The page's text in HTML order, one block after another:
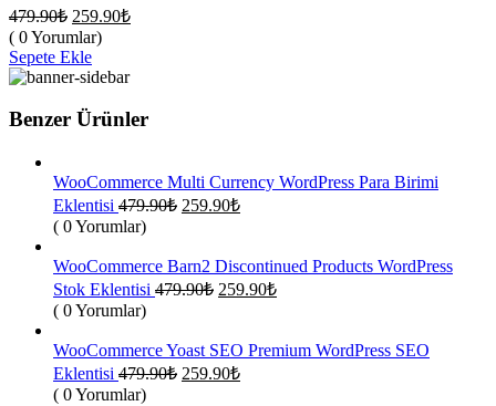
479.90₺ Orijinal
fiyat:
479.90₺.
259.90₺Şu
259.90₺.
( 0 Yorumlar)
Sepete Ekle
Benzer Ürünler
WooCommerce Multi Currency WordPress Para Birimi
Eklentisi 479.90₺ Orijinal
259.90₺Şu
259.90₺.
( 0 Yorumlar)
WooCommerce Barn2 Discontinued Products WordPress
Stok Eklentisi 479.90₺ Orijinal
259.90₺Şu
259.90₺.
( 0 Yorumlar)
WooCommerce Yoast SEO Premium WordPress SEO
Eklentisi 479.90₺ Orijinal
259.90₺Şu
( 0 Yorumlar)